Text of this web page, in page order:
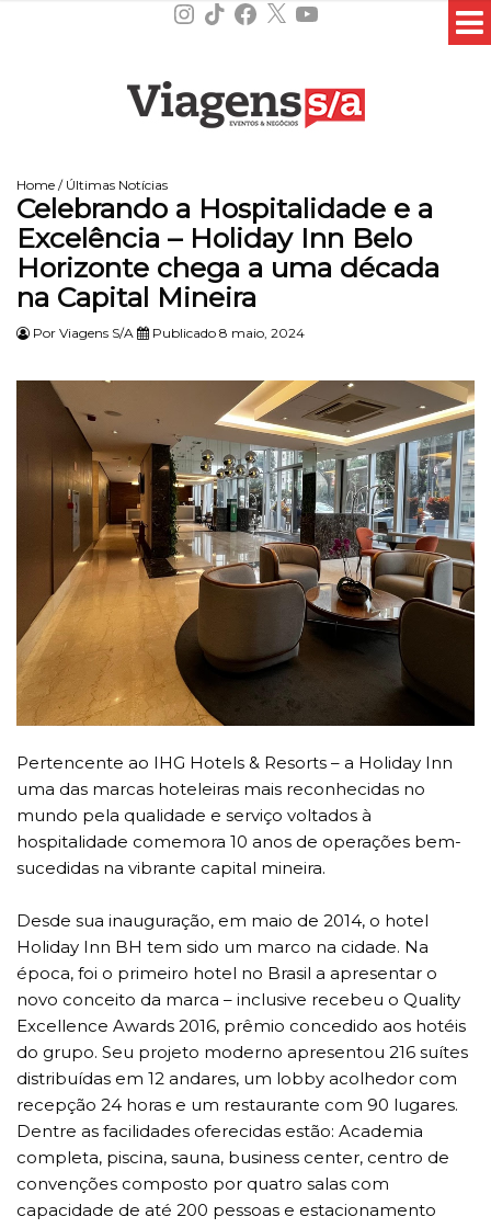
Instagram
TikTokFacebook
X YouTube
Home / Últimas Notícias
Celebrando a Hospitalidade e a
Excelência – Holiday Inn Belo
Horizonte chega a uma década
na Capital Mineira
Por Viagens S/A Publicado 8 maio, 2024
Pertencente ao IHG Hotels & Resorts – a Holiday Inn
uma das marcas hoteleiras mais reconhecidas no
mundo pela qualidade e serviço voltados à
hospitalidade comemora 10 anos de operações bem-
sucedidas na vibrante capital mineira.
Desde sua inauguração, em maio de 2014, o hotel
Holiday Inn BH tem sido um marco na cidade. Na
época, foi o primeiro hotel no Brasil a apresentar o
novo conceito da marca – inclusive recebeu o Quality
Excellence Awards 2016, prêmio concedido aos hotéis
do grupo. Seu projeto moderno apresentou 216 suítes
distribuídas em 12 andares, um lobby acolhedor com
recepção 24 horas e um restaurante com 90 lugares.
Dentre as facilidades oferecidas estão: Academia
completa, piscina, sauna, business center, centro de
convenções composto por quatro salas com
capacidade de até 200 pessoas e estacionamento